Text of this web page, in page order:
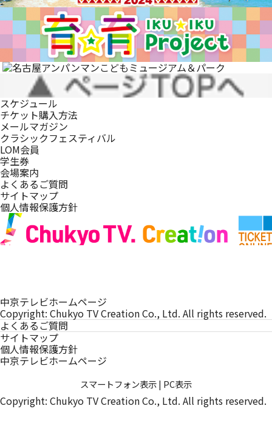
スケジュール
チケット購入方法
メールマガジン
クラシックフェスティバル
LOM会員
学生券
会場案内
よくあるご質問
サイトマップ
個人情報保護方針
中京テレビホームページ
Copyright: Chukyo TV Creation Co., Ltd. All rights reserved.
よくあるご質問
サイトマップ
個人情報保護方針
中京テレビホームページ
スマートフォン表示| PC表示
Copyright: Chukyo TV Creation Co., Ltd. All rights reserved.